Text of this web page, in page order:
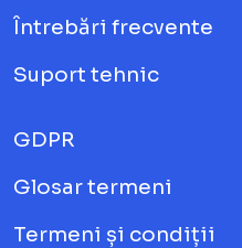
Întrebări frecvente
Suport tehnic
GDPR
Glosar termeni
Termeni și condiții